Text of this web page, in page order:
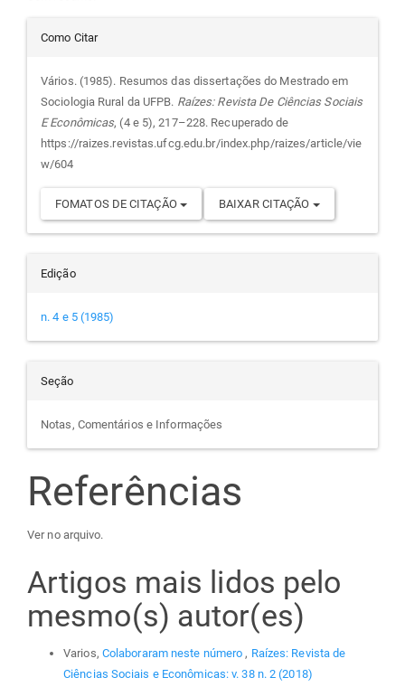
principal
Detalhes
do
artigo
Como Citar
Vários. (1985). Resumos das dissertações do Mestrado em
Sociologia Rural da UFPB. Raízes: Revista De Ciências Sociais
E Econômicas, (4 e 5), 217–228. Recuperado de
https://raizes.revistas.ufcg.edu.br/index.php/raizes/article/vie
w/604
FOMATOS DE CITAÇÃO BAIXAR CITAÇÃO
Edição
n. 4 e 5 (1985)
Seção
Notas, Comentários e Informações
Referências
Ver no arquivo.
Artigos mais lidos pelo
mesmo(s) autor(es)
Varios, Colaboraram neste número, Raízes: Revista de
Ciências Sociais e Econômicas: v. 38 n. 2 (2018)